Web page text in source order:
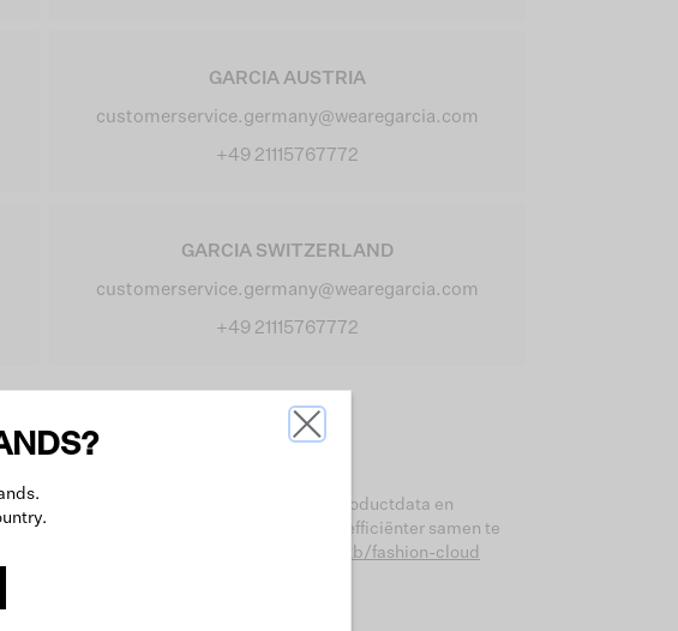
GARCIA AUSTRIA
customerservice.germany@wearegarcia.com
+49 21115767772
GARCIA SWITZERLAND
customerservice.germany@wearegarcia.com
+49 21115767772
verbindt voor het uitwisselen van productdata en
Bezoek Fashion Cloud om efficiënter samen te
wearegarcia.nl/b2b/fashion-cloud